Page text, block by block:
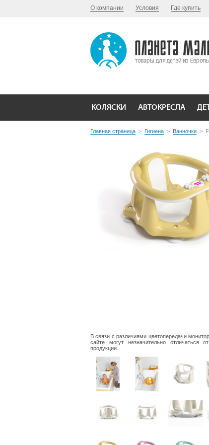
О компании Условия Где купить
КОЛЯСКИ АВТОКРЕСЛА
Главная страница > Гигиена > Ванночки >
В связи с различиями цветопередачи
сайте могут незначительно отличаться
продукции.